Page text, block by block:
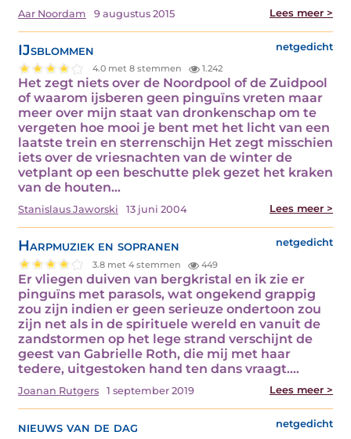
Aar Noordam 9 augustus 2015 Lees meer >
IJsblommen netgedicht
4.0 met 8 stemmen 1.242
Het zegt niets over de Noordpool of de Zuidpool
of waarom ijsberen geen pinguïns vreten maar
meer over mijn staat van dronkenschap om te
vergeten hoe mooi je bent met het licht van een
laatste trein en sterrenschijn Het zegt misschien
iets over de vriesnachten van de winter de
vetplant op een beschutte plek gezet het kraken
van de houten…
Stanislaus Jaworski 13 juni 2004 Lees meer >
Harpmuziek en sopranen netgedicht
3.8 met 4 stemmen 449
Er vliegen duiven van bergkristal en ik zie er
pinguïns met parasols, wat ongekend grappig
zou zijn indien er geen serieuze ondertoon zou
zijn net als in de spirituele wereld en vanuit de
zandstormen op het lege strand verschijnt de
geest van Gabrielle Roth, die mij met haar
tedere, uitgestoken hand ten dans vraagt.…
Joanan Rutgers 1 september 2019 Lees meer >
nieuws van de dag netgedicht